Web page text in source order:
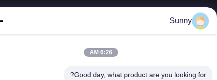
Sunny
6:26 AM
Good day, what product are you looking